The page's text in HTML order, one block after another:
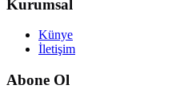
Kurumsal
Künye
İletişim
Abone Ol